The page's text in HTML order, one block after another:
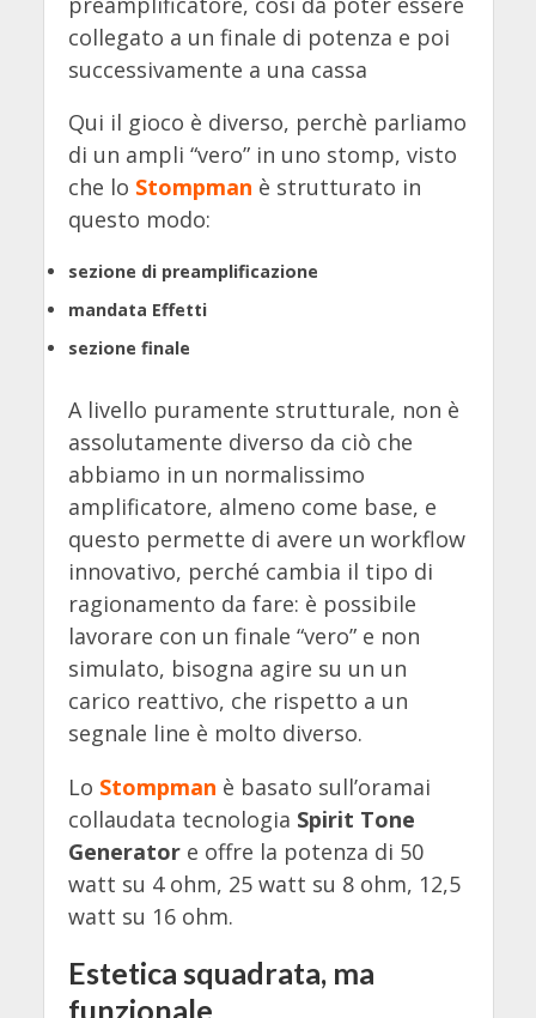
collegato a un finale di potenza e poi
successivamente a una cassa
Qui il gioco è diverso, perchè parliamo
di un ampli “vero” in uno stomp, visto
che lo Stompman è strutturato in
questo modo:
sezione di preamplificazione
mandata Effetti
sezione finale
A livello puramente strutturale, non è
assolutamente diverso da ciò che
abbiamo in un normalissimo
amplificatore, almeno come base, e
questo permette di avere un workflow
innovativo, perché cambia il tipo di
ragionamento da fare: è possibile
lavorare con un finale “vero” e non
simulato, bisogna agire su un un
carico reattivo, che rispetto a un
segnale line è molto diverso.
Lo Stompman è basato sull’oramai
collaudata tecnologia Spirit Tone
Generator e offre la potenza di 50
watt su 4 ohm, 25 watt su 8 ohm, 12,5
watt su 16 ohm.
Estetica squadrata, ma
funzionale